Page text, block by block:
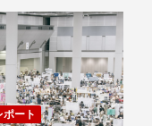
ポート